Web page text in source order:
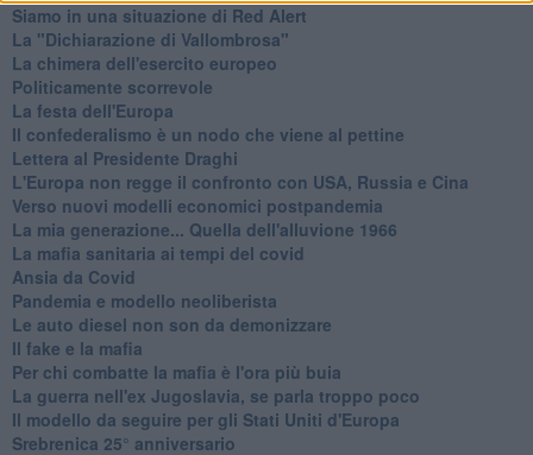
Siamo in una situazione di Red Alert
La "Dichiarazione di Vallombrosa"
La chimera dell'esercito europeo
Politicamente scorrevole
La festa dell'Europa
Il confederalismo è un nodo che viene al pettine
Lettera al Presidente Draghi
L'Europa non regge il confronto con USA, Russia e Cina
Verso nuovi modelli economici postpandemia
​La mia generazione... Quella dell'alluvione 1966
​La mafia sanitaria ai tempi del covid
Ansia da Covid
Pandemia e modello neoliberista
Le auto diesel non son da demonizzare
​Il fake e la mafia
Per chi combatte la mafia è l'ora più buia
La guerra nell'ex Jugoslavia, se parla troppo poco
Il modello da seguire per gli Stati Uniti d'Europa
Srebrenica 25° anniversario